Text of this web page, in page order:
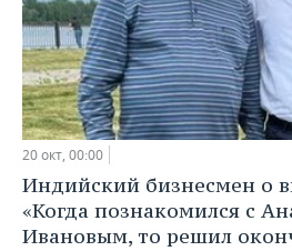
20 окт, 00:00
Индийский бизнесмен о
«Когда познакомился с
Ивановым, то решил